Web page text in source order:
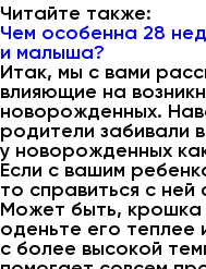
Читайте также:
Чем особенна 28
и малыша?
Итак, мы с вами
влияющие на
новорожденных.
родители забивали
у новорожденных
Если с вашим
то справиться с
Может быть, крошка
оденьте его теплее
с более высокой